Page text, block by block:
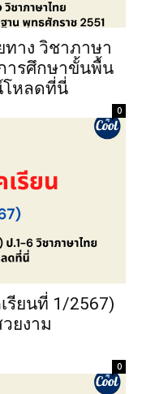
าง วิชาภาษา
ารศึกษาขั้นพื้น
โหลดที่นี่
0
รียนที่ 1/2567)
ยงาม
0